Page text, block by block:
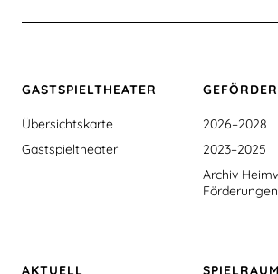
GASTSPIEL­THEATER
Übersichtskarte
Gastspieltheater
2026–2028
2023–2025
Archiv
Förderungen
AKTUELL SPIELRAUM